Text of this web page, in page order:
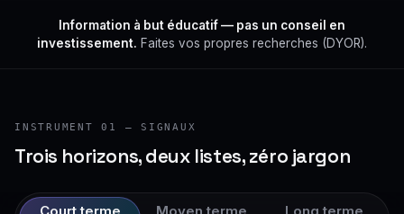
Information à but éducatif — pas un conseil en
investissement. Faites vos propres recherches (DYOR).
INSTRUMENT 01 — SIGNAUX
Trois horizons, deux listes, zéro jargon